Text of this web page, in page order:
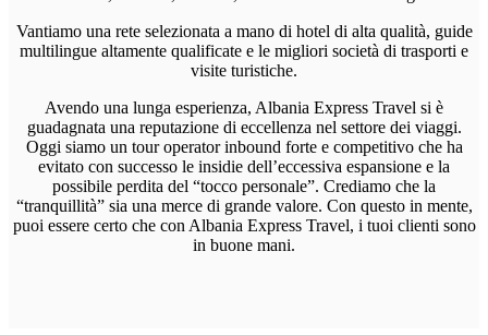
Vantiamo una rete selezionata a mano di hotel di alta qualità, guide
multilingue altamente qualificate e le migliori società di trasporti e
visite turistiche.
Avendo una lunga esperienza, Albania Express Travel si è
guadagnata una reputazione di eccellenza nel settore dei viaggi.
Oggi siamo un tour operator inbound forte e competitivo che ha
evitato con successo le insidie ​​dell’eccessiva espansione e la
possibile perdita del “tocco personale”. Crediamo che la
“tranquillità” sia una merce di grande valore. Con questo in mente,
puoi essere certo che con Albania Express Travel, i tuoi clienti sono
in buone mani.